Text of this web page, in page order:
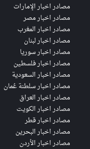
مصادر اخبار الإمارات
مصادر اخبار مصر
مصادر اخبار المغرب
مصادر اخبار لبنان
مصادر اخبار سوريا
مصادر اخبار فلسطين
مصادر اخبار السعودية
مصادر اخبار سلطنة عُمان
مصادر اخبار العراق
مصادر اخبار الكويت
مصادر اخبار قطر
مصادر اخبار البحرين
مصادر اخبار الأردن